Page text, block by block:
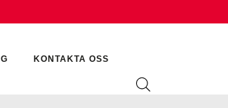
KONTAKTA OSS